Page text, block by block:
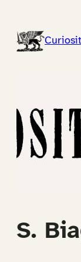
contenuto
S.